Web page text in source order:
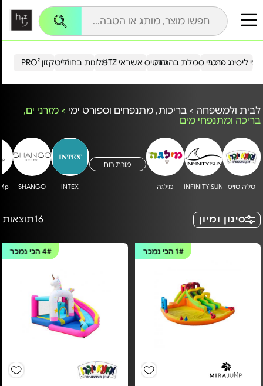
הייטקזון PRO²מלונות בחו"ל כרטיס אשראי HTZ ליסינג פרטירכבי סמלת בהנחה
לבית ולמשפחה > בריכות, מתנפחים וספורט ימי > מזרני ים,
בריכה ומתנפחי מים
טליה טויס INFINITY SUN מילגה
מורת רוח
INTEX
SHANGO
סינון ומיון 16תוצאות
1# הכי נמכר 4#הכי נמכר